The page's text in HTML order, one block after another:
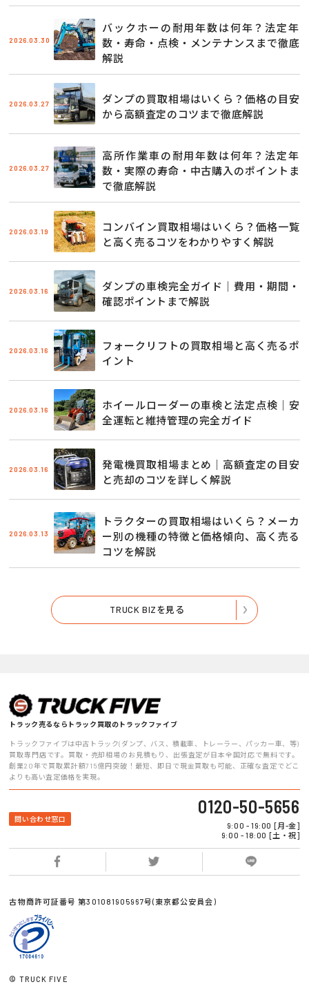
2026.03.30
バックホーの耐用年数は何年？法定年
数・寿命・点検・メンテナンスまで徹底
解説
2026.03.27
ダンプの買取相場はいくら？価格の目安
から高額査定のコツまで徹底解説
2026.03.27
高所作業車の耐用年数は何年？法定年
数・実際の寿命・中古購入のポイントま
で徹底解説
2026.03.19
コンバイン買取相場はいくら？価格一覧
と高く売るコツをわかりやすく解説
2026.03.16
ダンプの車検完全ガイド｜費用・期間・
確認ポイントまで解説
2026.03.16
フォークリフトの買取相場と高く売るポ
イント
2026.03.16
ホイールローダーの車検と法定点検｜安
全運転と維持管理の完全ガイド
2026.03.16
発電機買取相場まとめ｜高額査定の目安
と売却のコツを詳しく解説
2026.03.13
トラクターの買取相場はいくら？メーカ
ー別の機種の特徴と価格傾向、高く売る
コツを解説
TRUCK BIZを見る
トラック売るならトラック買取のトラックファイブ
トラックファイブは中古トラック(ダンプ、バス、積載車、トレーラー、パッカー車、等)
買取専門店です。買取・売却相場のお見積もり、出張査定が日本全国対応で無料です。
創業20年で買取累計額715億円突破！最短、即日で現金買取も可能、正確な査定でどこ
よりも高い査定価格を実現。
問い合わせ窓口
0120-50-5656
9:00 - 19:00 [月-金]
9:00 - 18:00 [土・祝]
古物商許可証番号 第301081905967号(東京都公安員会)
© TRUCK FIVE